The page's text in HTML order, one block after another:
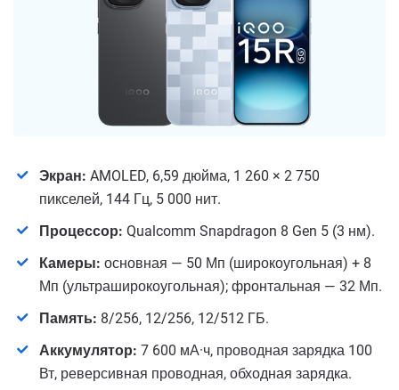
Экран: AMOLED, 6,59 дюйма, 1 260 × 2 750
пикселей, 144 Гц, 5 000 нит.
Процессор: Qualcomm Snapdragon 8 Gen 5 (3 нм).
Камеры: основная — 50 Мп (широкоугольная) + 8
Мп (ультраширокоугольная); фронтальная — 32 Мп.
Память: 8/256, 12/256, 12/512 ГБ.
Аккумулятор: 7 600 мА·ч, проводная зарядка 100
Вт, реверсивная проводная, обходная зарядка.